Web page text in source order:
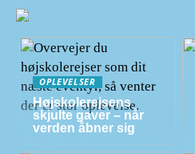
OPLEVELSER
Højskolerejsens
skjulte gaver – når
verden åbner sig